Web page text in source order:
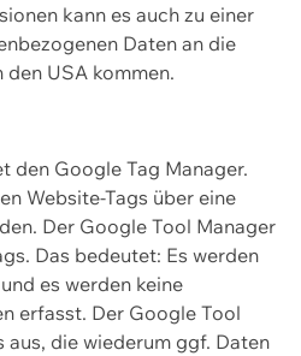
kann es auch zu einer
Daten an die
USA kommen.
den Google Tag Manager.
Website-Tags über eine
Der Google Tool Manager
Das bedeutet: Es werden
es werden keine
erfasst. Der Google Tool
aus, die wiederum ggf. Daten